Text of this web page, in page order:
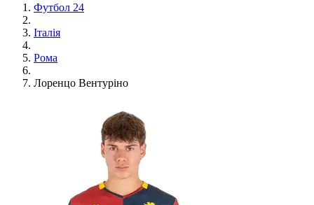
Футбол 24
Італія
Рома
Лоренцо Вентуріно